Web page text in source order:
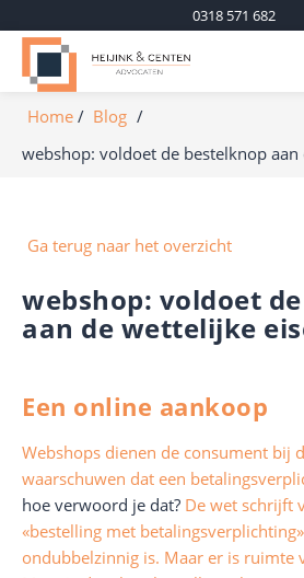
0318 571 682
Home
Blog
webshop: voldoet de bestelknop aan
Ga terug naar het overzicht
webshop: voldoet
aan de wettelijke
Webshops dienen de consument bij
waarschuwen dat een
hoe verwoord je dat? De wet schrijft
«bestelling met
ondubbelzinnig is. Maar er is ruimte
Een online aankoop